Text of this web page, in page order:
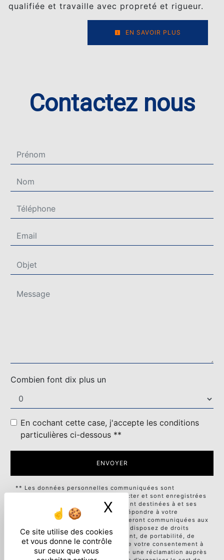
Ce site utilise des cookies
et vous donne le contrôle
sur ceux que vous
X Masquer le
qualifiée et travaille avec propreté et rigueur.
EN SAVOIR PLUS
Contactez nous
Combien font dix plus un
En cochant cette case, j'accepte les conditions
particulières ci-dessous **
ENVOYER
** Les données personnelles communiquées sont
nécessaires aux fins de vous contacter et sont enregistrées
dans un fichier informatisé. Elles sont destinées à et ses
sous-traitants dans le seul but de répondre à votre
message. Les données collectées seront communiquées aux
seuls destinataires suivants: . Vous disposez de droits
d’accès, de rectification, d’effacement, de portabilité, de
limitation, d’opposition, de retrait de votre consentement à
tout moment et du droit d’introduire une réclamation auprès